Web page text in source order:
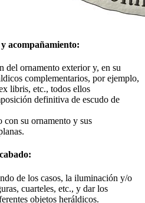
acompañamiento:
del ornamento exterior y, en su
complementarios, por ejemplo,
libris, etc., todos ellos
definitiva de escudo de
con su ornamento y sus
de los casos, la iluminación y/o
cuarteles, etc., y dar los
objetos heráldicos.